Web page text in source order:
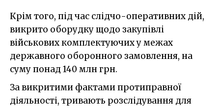
Крім того, під час слідчо-оперативних дій,
викрито оборудку щодо закупівлі
військових комплектуючих у межах
державного оборонного замовлення, на
суму понад 140 млн грн.
За викритими фактами протиправної
діяльності, тривають розслідування для